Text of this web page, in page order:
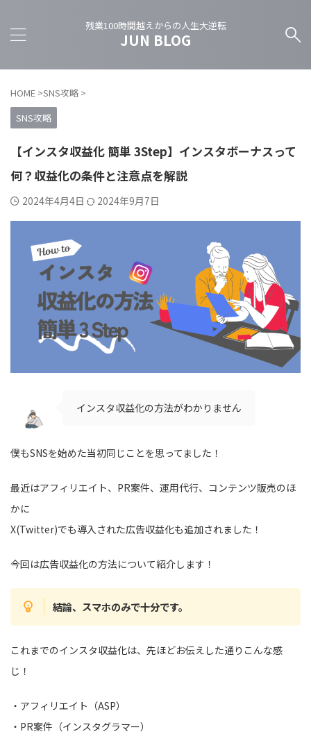
残業100時間越えからの人生大逆転
JUN BLOG
HOME >SNS攻略 >
SNS攻略
【インスタ収益化 簡単 3Step】インスタボーナスって
何？収益化の条件と注意点を解説
2024年4月4日 2024年9月7日
インスタ収益化の方法がわかりません
僕もSNSを始めた当初同じことを思ってました！
最近はアフィリエイト、PR案件、運用代行、コンテンツ販売のほ
かに
X(Twitter)でも導入された広告収益化も追加されました！
今回は広告収益化の方法について紹介します！
結論、スマホのみで十分です。
これまでのインスタ収益化は、先ほどお伝えした通りこんな感
じ！
・アフィリエイト（ASP）
・PR案件（インスタグラマー）